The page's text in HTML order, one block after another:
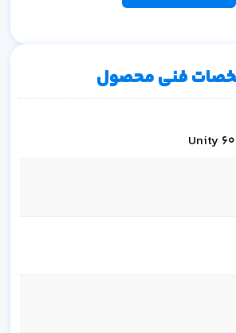
فنی محصول
Unity